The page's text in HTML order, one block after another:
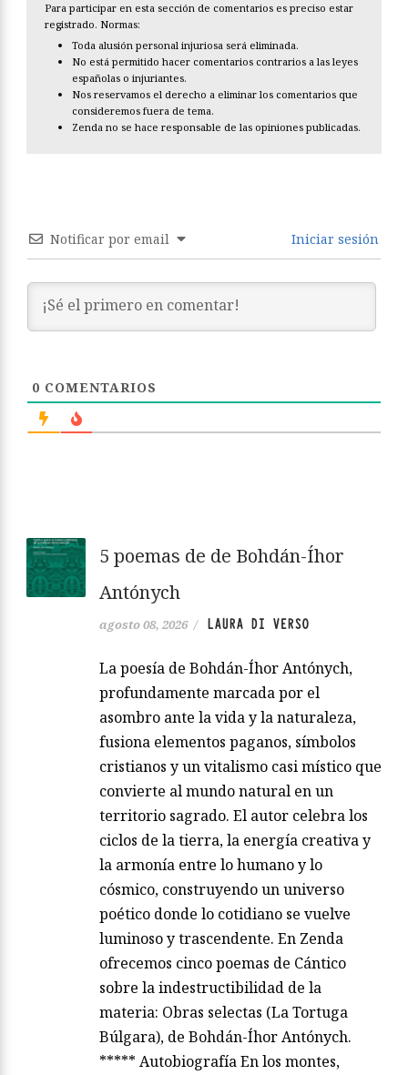
Para participar en esta sección de comentarios es preciso estar
registrado. Normas:
Toda alusión personal injuriosa será eliminada.
No está permitido hacer comentarios contrarios a las leyes
españolas o injuriantes.
Nos reservamos el derecho a eliminar los comentarios que
consideremos fuera de tema.
Zenda no se hace responsable de las opiniones publicadas.
Notificar por email Iniciar sesión
0 COMENTARIOS
5 poemas de de Bohdán-Íhor
Antónych
agosto 08, 2026 / LAURA DI VERSO
La poesía de Bohdán-Íhor Antónych,
profundamente marcada por el
asombro ante la vida y la naturaleza,
fusiona elementos paganos, símbolos
cristianos y un vitalismo casi místico que
convierte al mundo natural en un
territorio sagrado. El autor celebra los
ciclos de la tierra, la energía creativa y
la armonía entre lo humano y lo
cósmico, construyendo un universo
poético donde lo cotidiano se vuelve
luminoso y trascendente. En Zenda
ofrecemos cinco poemas de Cántico
sobre la indestructibilidad de la
materia: Obras selectas (La Tortuga
Búlgara), de Bohdán-Íhor Antónych.
***** Autobiografía En los montes,